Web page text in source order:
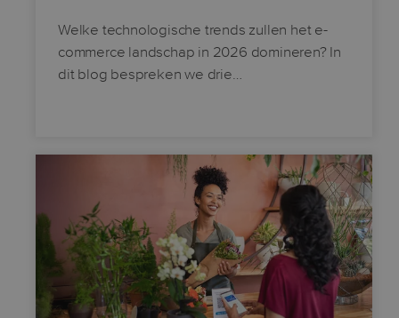
Welke technologische trends zullen het e-
commerce landschap in 2026 domineren? In
dit blog bespreken we drie…